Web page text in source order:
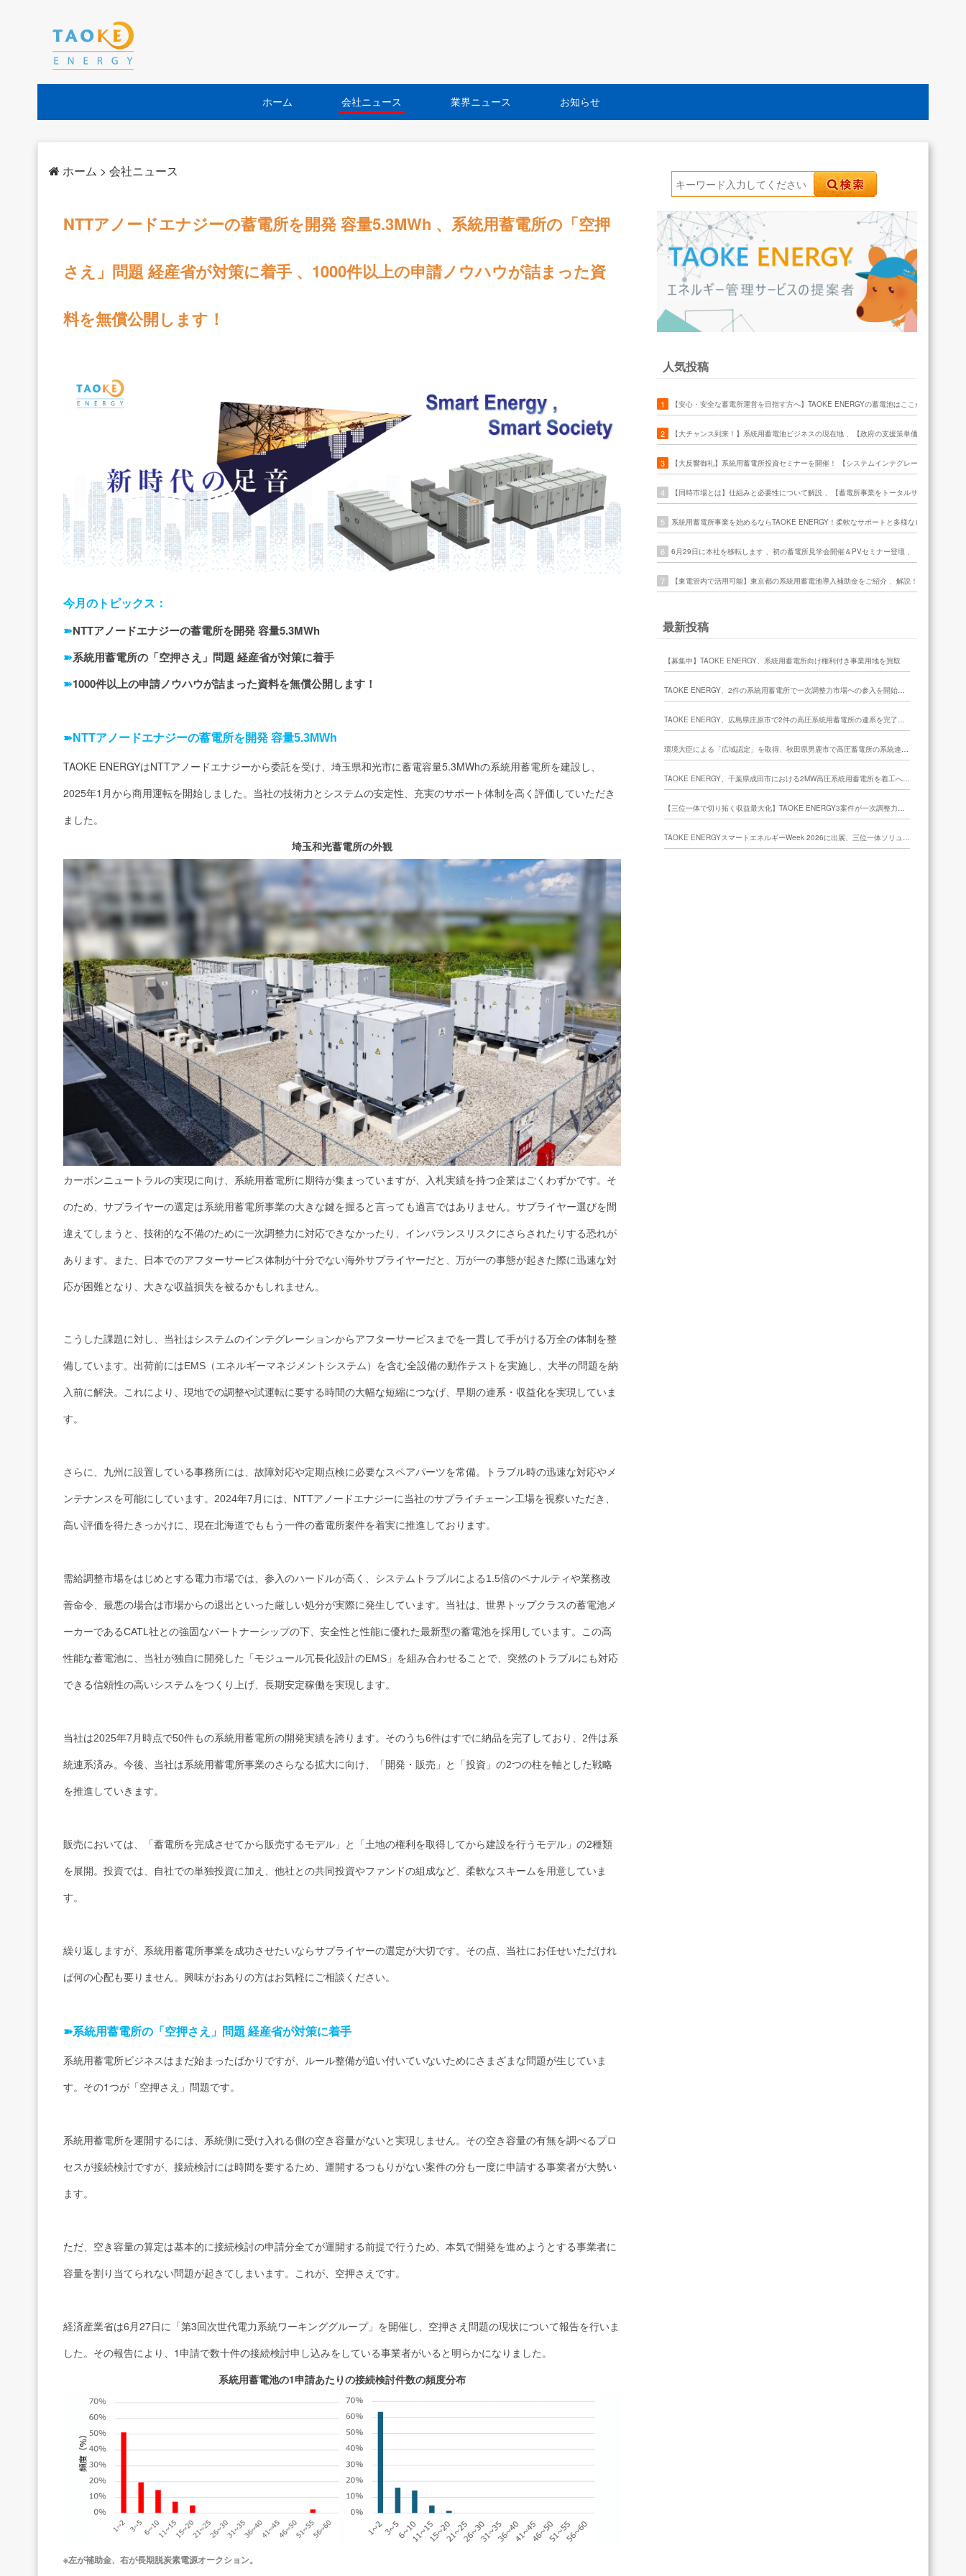
ホーム 会社ニュース 業界ニュース お知らせ
人気投稿
1 【安心・安全な蓄電所運営を目指す方へ】TAOKE ENERGYの蓄電池はここが違います
2 【大チャンス到来！】系統用蓄電池ビジネスの現在地 、【政府の支援策単価が半分に】
3 【大反響御礼】系統用蓄電所投資セミナーを開催！ 【システムインテグレータの強み】
4 【同時市場とは】仕組みと必要性について解説 、【蓄電所事業をトータルサポート】
5 系統用蓄電所事業を始めるならTAOKE ENERGY！柔軟なサポートと多様なビジネスモデ
6 6月29日に本社を移転します 、初の蓄電所見学会開催＆PVセミナー登壇 、【参加無料！
7 【東電管内で活用可能】東京都の系統用蓄電池導入補助金をご紹介 、解説！アグリゲータ
最新投稿
【募集中】TAOKE ENERGY、系統用蓄電所向け権利付き事業用地を買取
TAOKE ENERGY、2件の系統用蓄電所で一次調整力市場への参入を開始ーー「SI・EM・AG」三位一体モデルの社会実装を加速
TAOKE ENERGY、広島県庄原市で2件の高圧系統用蓄電所の連系を完了ーー一次調整力市場への参入視野 中国地方での蓄電所運用体制を強化
環境大臣による「広域認定」を取得、秋田県男鹿市で高圧蓄電所の系統連系を完了2026年8月に一次調整力市場参入へ
TAOKE ENERGY、千葉県成田市における2MW高圧系統用蓄電所を着工へ ーー地鎮祭を実施、系統連系後にJALCOホールディングスへ譲渡予定
【三位一体で切り拓く収益最大化】TAOKE ENERGY3案件が一次調整力市場へ相次ぎ参入【募集】「系統用蓄電池事業者様向けのオンラインセミナー」を受付中
TAOKE ENERGYスマートエネルギーWeek 2026に出展、三位一体ソリューションに高い関心と多数の商談機会を創出
ホーム > 会社ニュース
NTTアノードエナジーの蓄電所を開発 容量5.3MWh 、系統用蓄電所の「空押
さえ」問題 経産省が対策に着手 、1000件以上の申請ノウハウが詰まった資
料を無償公開します！
今月のトピックス：
➽NTTアノードエナジーの蓄電所を開発 容量5.3MWh
➽系統用蓄電所の「空押さえ」問題 経産省が対策に着手
➽1000件以上の申請ノウハウが詰まった資料を無償公開します！
➽ NTTアノードエナジーの蓄電所を開発 容量5.3MWh
TAOKE ENERGYはNTTアノードエナジーから委託を受け、埼玉県和光市に蓄電容量5.3MWhの系統用蓄電所を建設し、
2025年1月から商用運転を開始しました。当社の技術力とシステムの安定性、充実のサポート体制を高く評価していただき
ました。
埼玉和光蓄電所の外観
カーボンニュートラルの実現に向け、系統用蓄電所に期待が集まっていますが、入札実績を持つ企業はごくわずかです。そ
のため、サプライヤーの選定は系統用蓄電所事業の大きな鍵を握ると言っても過言ではありません。サプライヤー選びを間
違えてしまうと、技術的な不備のために一次調整力に対応できなかったり、インバランスリスクにさらされたりする恐れが
あります。また、日本でのアフターサービス体制が十分でない海外サプライヤーだと、万が一の事態が起きた際に迅速な対
応が困難となり、大きな収益損失を被るかもしれません。
こうした課題に対し、当社はシステムのインテグレーションからアフターサービスまでを一貫して手がける万全の体制を整
備しています。出荷前にはEMS（エネルギーマネジメントシステム）を含む全設備の動作テストを実施し、大半の問題を納
入前に解決。これにより、現地での調整や試運転に要する時間の大幅な短縮につなげ、早期の連系・収益化を実現していま
す。
さらに、九州に設置している事務所には、故障対応や定期点検に必要なスペアパーツを常備。トラブル時の迅速な対応やメ
ンテナンスを可能にしています。2024年7月には、NTTアノードエナジーに当社のサプライチェーン工場を視察いただき、
高い評価を得たきっかけに、現在北海道でももう一件の蓄電所案件を着実に推進しております。
需給調整市場をはじめとする電力市場では、参入のハードルが高く、システムトラブルによる1.5倍のペナルティや業務改
善命令、最悪の場合は市場からの退出といった厳しい処分が実際に発生しています。当社は、世界トップクラスの蓄電池メ
ーカーであるCATL社との強固なパートナーシップの下、安全性と性能に優れた最新型の蓄電池を採用しています。この高
性能な蓄電池に、当社が独自に開発した「モジュール冗長化設計のEMS」を組み合わせることで、突然のトラブルにも対応
できる信頼性の高いシステムをつくり上げ、長期安定稼働を実現します。
当社は2025年7月時点で50件もの系統用蓄電所の開発実績を誇ります。そのうち6件はすでに納品を完了しており、2件は系
統連系済み。今後、当社は系統用蓄電所事業のさらなる拡大に向け、「開発・販売」と「投資」の2つの柱を軸とした戦略
を推進していきます。
販売においては、「蓄電所を完成させてから販売するモデル」と「土地の権利を取得してから建設を行うモデル」の2種類
を展開。投資では、自社での単独投資に加え、他社との共同投資やファンドの組成など、柔軟なスキームを用意していま
す。
繰り返しますが、系統用蓄電所事業を成功させたいならサプライヤーの選定が大切です。その点、当社にお任せいただけれ
ば何の心配も要りません。興味がおありの方はお気軽にご相談ください。
➽系統用蓄電所の「空押さえ」問題 経産省が対策に着手
系統用蓄電所ビジネスはまだ始まったばかりですが、ルール整備が追い付いていないためにさまざまな問題が生じていま
す。その1つが「空押さえ」問題です。
系統用蓄電所を運開するには、系統側に受け入れる側の空き容量がないと実現しません。その空き容量の有無を調べるプロ
セスが接続検討ですが、接続検討には時間を要するため、運開するつもりがない案件の分も一度に申請する事業者が大勢い
ます。
ただ、空き容量の算定は基本的に接続検討の申請分全てが運開する前提で行うため、本気で開発を進めようとする事業者に
容量を割り当てられない問題が起きてしまいます。これが、空押さえです。
経済産業省は6月27日に「第3回次世代電力系統ワーキンググループ」を開催し、空押さえ問題の現状について報告を行いま
した。その報告により、1申請で数十件の接続検討申し込みをしている事業者がいると明らかになりました。
系統⽤蓄電池の1申請あたりの接続検討件数の頻度分布
※左が補助金、右が長期脱炭素電源オークション。